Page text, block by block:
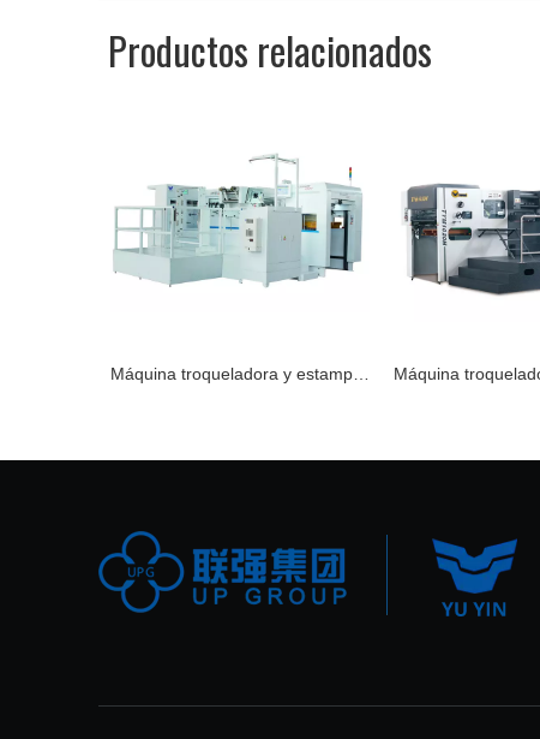
Productos relacionados